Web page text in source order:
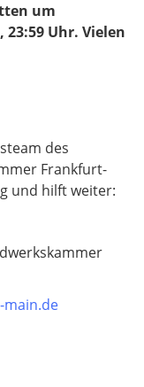
um
23:59 Uhr. Vielen
des
Frankfurt-
und hilft weiter:
main.de